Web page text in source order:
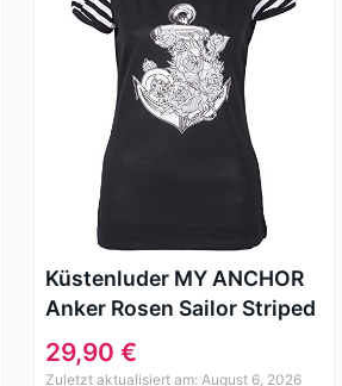
Küstenluder MY ANCHOR
Anker Rosen Sailor Striped
Sleeve Motiv SHIRT
Rockabilly
29,90 €
Zuletzt aktualisiert am: August 6, 2026